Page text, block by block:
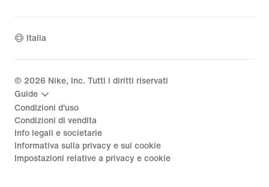
Italia
© 2026 Nike, Inc. Tutti i diritti riservati
Guide
Condizioni d'uso
Condizioni di vendita
Info legali e societarie
Informativa sulla privacy e sui cookie
Impostazioni relative a privacy e cookie